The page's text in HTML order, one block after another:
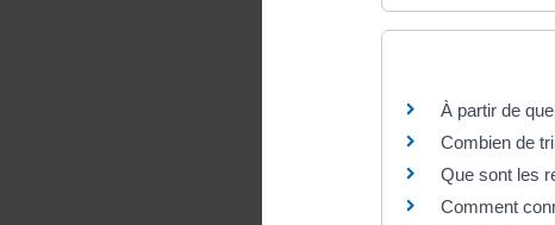
À partir de
Combien de
Que sont les
Comment